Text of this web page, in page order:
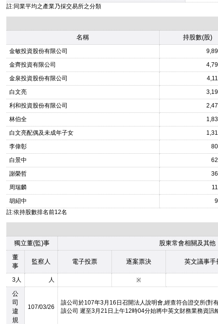
註:同業平均之產業乃採交易所之分類
名稱 持股數(股)
金敏投資股份有限公司
金齊投資有限公司
金泉投資股份有限公司
白文亮
利和投資股份有限公司
林伯全
白文亮配偶及未成年子女
李偉彰
白景中
謝榮哲
周瑞麟
胡紹中
註:依持股數排名前12名
獨立董(監)事
股東常會相關及其他
董
事
監察人 電子投票 逐案票決 英文議事手
3人 人 ※
公
司
違
規
107/03/26
該公司於107年3月16日召開法人說明會,經查符合證交所(對
該公司 遲至3月21日上午12時04分始將中英文財務業務資